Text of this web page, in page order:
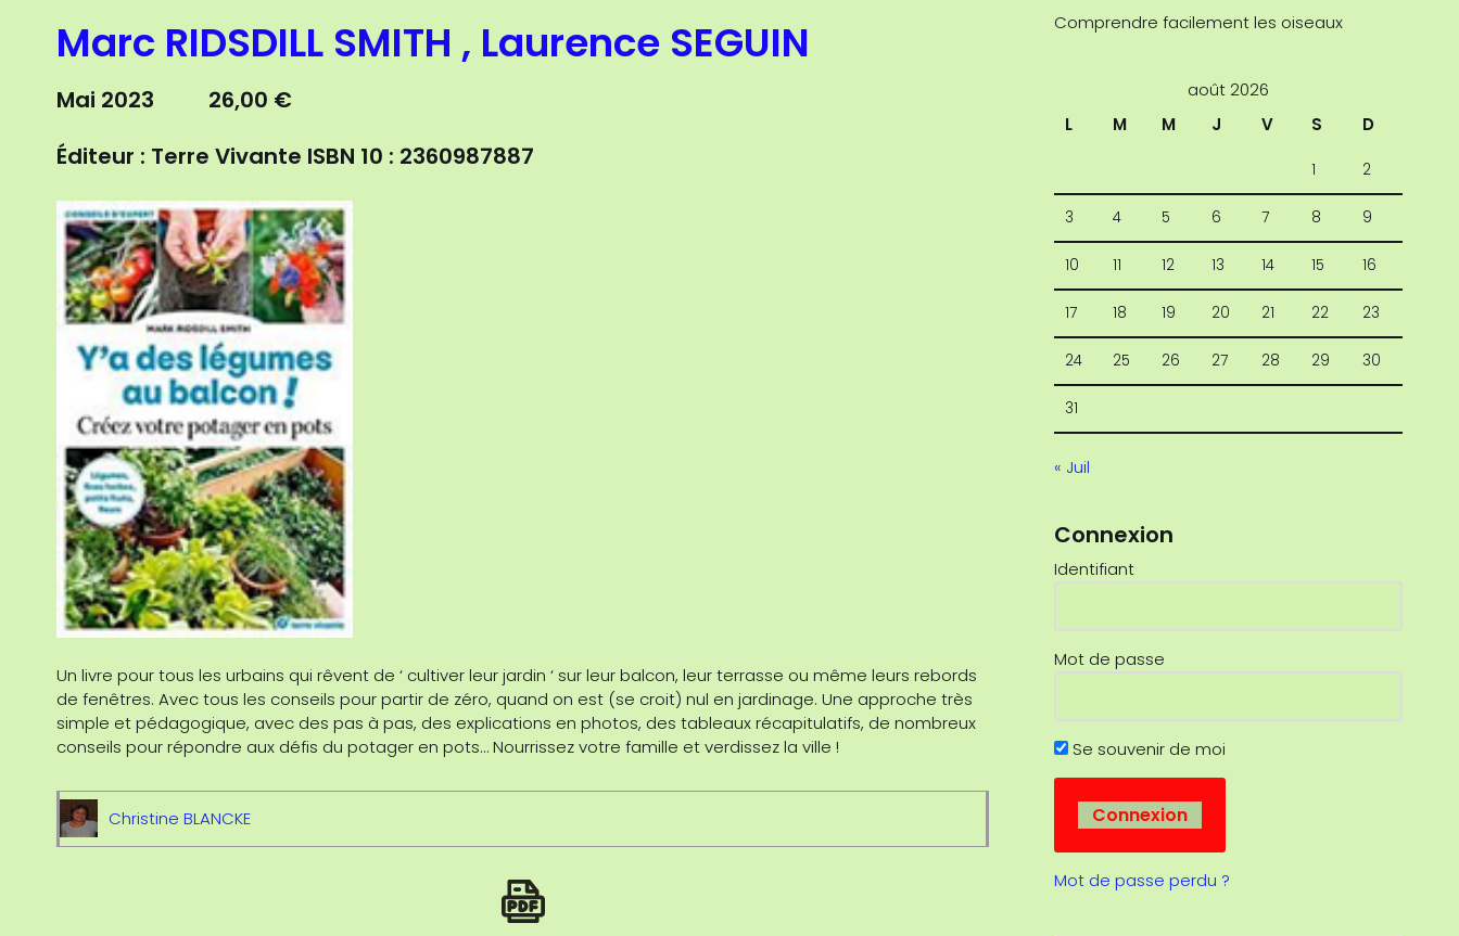
Marc RIDSDILL SMITH , Laurence SEGUIN
Mai 2023 26,00 €
Éditeur : Terre Vivante ISBN 10 : 2360987887
Un livre pour tous les urbains qui rêvent de ‘ cultiver leur jardin ‘ sur leur balcon, leur terrasse ou même leurs rebords
de fenêtres. Avec tous les conseils pour partir de zéro, quand on est (se croit) nul en jardinage. Une approche très
simple et pédagogique, avec des pas à pas, des explications en photos, des tableaux récapitulatifs, de nombreux
conseils pour répondre aux défis du potager en pots… Nourrissez votre famille et verdissez la ville !
Christine BLANCKE
Comprendre facilement les oiseaux
août 2026
L
M M J V S D
1 2
3 4 5 6 7 8 9
10 11 12 13 14 15 16
17 18 19 20 21 22 23
24 25 26 27 28 29 30
31
« Juil
Connexion
Identifiant
Mot de passe
Se souvenir de moi
Mot de passe perdu ?